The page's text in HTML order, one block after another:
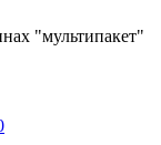
"мультипакет"